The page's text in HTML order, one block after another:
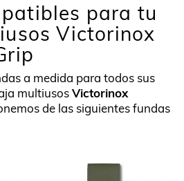
para tu
Victorinox
a medida para todos sus
multiusosVictorinox
de las siguientes fundas